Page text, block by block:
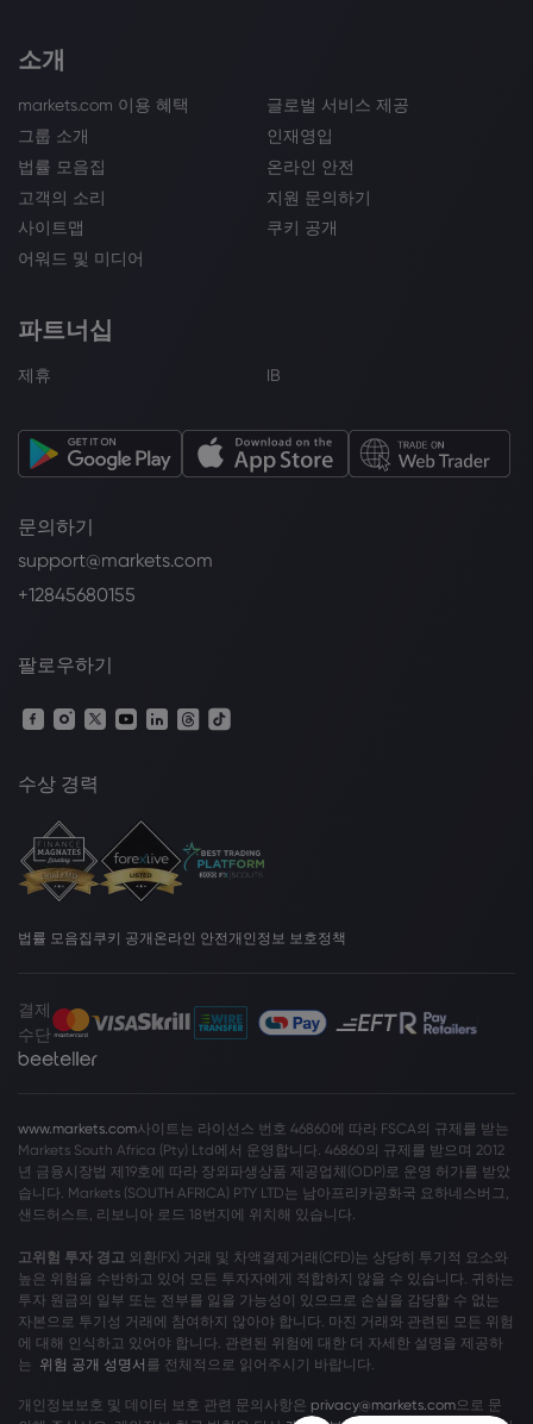
소개
markets.com 이용 혜택
글로벌 서비스 제공
그룹 소개
인재영입
법률 모음집
온라인 안전
고객의 소리
지원 문의하기
사이트맵
쿠키 공개
어워드 및 미디어
파트너십
제휴 IB
문의하기
support@markets.com
+12845680155
팔로우하기
수상 경력
법률 모음집 쿠키 공개온라인 안전 개인정보 보호정책
결제
수단
www.markets.com사이트는 라이선스 번호 46860에 따라 FSCA의 규제를 받는
Markets South Africa (Pty) Ltd에서 운영합니다. 46860의 규제를 받으며 2012
년 금융시장법 제19호에 따라 장외파생상품 제공업체(ODP)로 운영 허가를 받았
습니다. Markets (SOUTH AFRICA) PTY LTD는 남아프리카공화국 요하네스버그,
샌드허스트, 리보니아 로드 18번지에 위치해 있습니다.
고위험 투자 경고 외환(FX) 거래 및 차액결제거래(CFD)는 상당히 투기적 요소와
높은 위험을 수반하고 있어 모든 투자자에게 적합하지 않을 수 있습니다. 귀하는
투자 원금의 일부 또는 전부를 잃을 가능성이 있으므로 손실을 감당할 수 없는
자본으로 투기성 거래에 참여하지 않아야 합니다. 마진 거래와 관련된 모든 위험
에 대해 인식하고 있어야 합니다. 관련된 위험에 대한 더 자세한 설명을 제공하
는 위험 공개 성명서 를 전체적으로 읽어주시기 바랍니다.
개인정보보호 및 데이터 보호 관련 문의사항은 privacy@markets.com으로 문